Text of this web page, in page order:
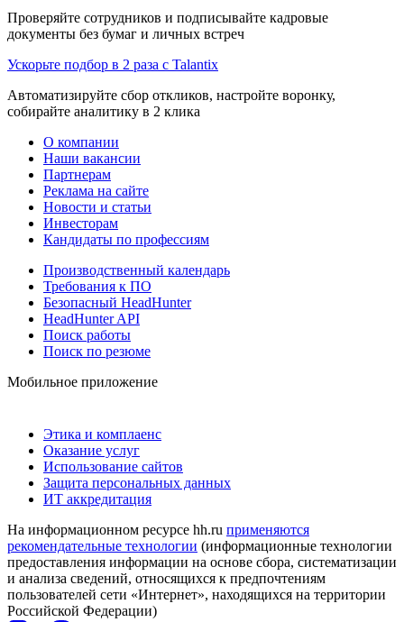
Проверяйте сотрудников и подписывайте кадровые
документы без бумаг и личных встреч
Ускорьте подбор в 2 раза с Talantix
Автоматизируйте сбор откликов, настройте воронку,
собирайте аналитику в 2 клика
О компании
Наши вакансии
Партнерам
Реклама на сайте
Новости и статьи
Инвесторам
Кандидаты по профессиям
Производственный календарь
Требования к ПО
Безопасный HeadHunter
HeadHunter API
Поиск работы
Поиск по резюме
Мобильное приложение
Этика и комплаенс
Оказание услуг
Использование сайтов
Защита персональных данных
ИТ аккредитация
На информационном ресурсе hh.ru применяются
рекомендательные технологии (информационные технологии
предоставления информации на основе сбора, систематизации
и анализа сведений, относящихся к предпочтениям
пользователей сети «Интернет», находящихся на территории
Российской Федерации)